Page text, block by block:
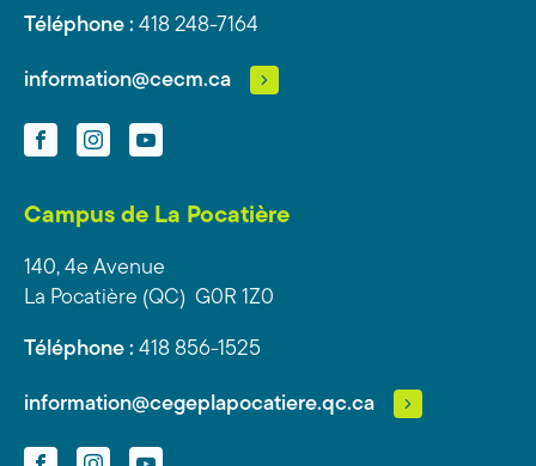
Téléphone : 418 248-7164
information@cecm.ca
FacebookInstagramYouTube
Campus de La Pocatière
140, 4e Avenue
La Pocatière (QC) G0R 1Z0
Téléphone : 418 856-1525
information@cegeplapocatiere.qc.ca
FacebookInstagramYouTube